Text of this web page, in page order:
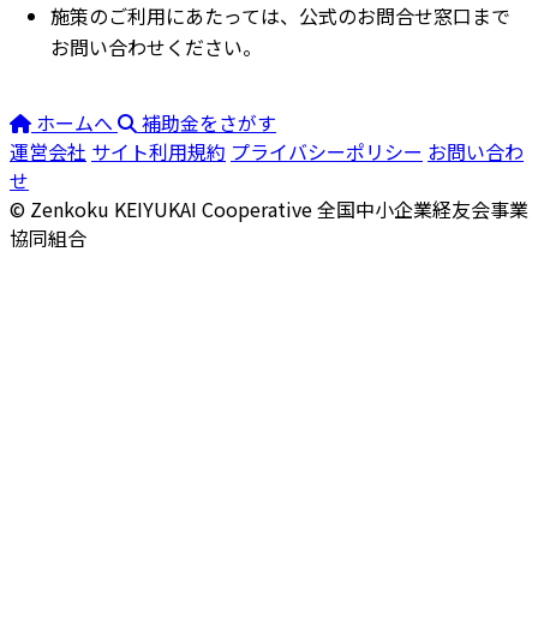
施策のご利用にあたっては、公式のお問合せ窓口まで
お問い合わせください。
ホームへ
補助金をさがす
運営会社 サイト利用規約 プライバシーポリシー お問い合わ
せ
© Zenkoku KEIYUKAI Cooperative全国中小企業経友会事業
協同組合